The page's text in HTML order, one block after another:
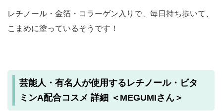
レチノール・金箔・コラーゲン入りで、毎日持ち歩いて、
こまめに塗っているそうです！
芸能人・有名人が使用するレチノール・ビタ
ミンA配合コスメ 詳細 ＜MEGUMIさん＞